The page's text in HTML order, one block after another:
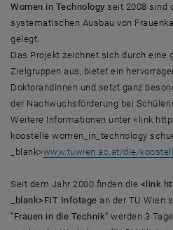
Women in Technology seit 2008 sind
systematischen Ausbau von
gelegt.
Das Projekt zeichnet sich durch eine
Zielgruppen aus, bietet ein
Doktorandinnen und setzt ganz
der Nachwuchsförderung bei
Weitere Informationen unter <link
koostelle women_in_technology
_blank>www.tuwien.ac.at/dle/
Seit dem Jahr 2000 finden die <link
_blank>FIT Infotage an der TU Wien
"Frauen in die Technik" werden 3